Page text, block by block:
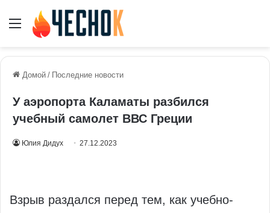
Меню
Домой / Последние новости
У аэропорта Каламаты разбился
учебный самолет ВВС Греции
Юлия Дидух 27.12.2023
Взрыв раздался перед тем, как учебно-